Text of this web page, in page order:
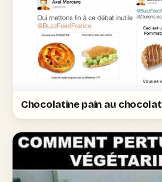
Chocolatine pain au chocolat